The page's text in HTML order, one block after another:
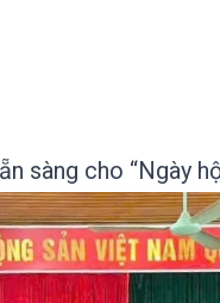
sàng cho “Ngày